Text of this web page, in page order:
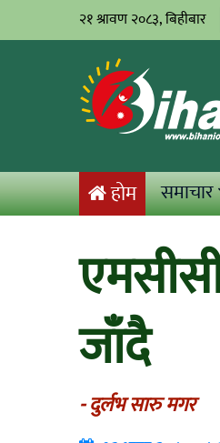
२१ श्रावण २०८३, बिहीबार
होम समाचार
जाँदै
- दुर्लभ सारु मगर